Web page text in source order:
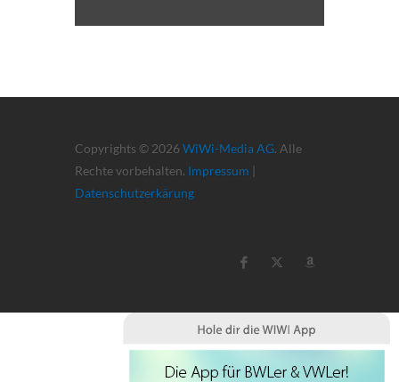
Copyrights © 2026 WiWi-Media AG. Alle
Rechte vorbehalten. Impressum |
Datenschutzerkärung